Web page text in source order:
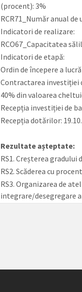
(procent): 3%
RCR71_Număr anual
Indicatori de realizare:
RCO67_Capacitatea
Indicatori de etapă:
Ordin de începere a
Contractarea investiției
40% din valoarea
Recepția investiției de
Recepția dotărilor:
Rezultate așteptate:
RS1. Creșterea
RS2. Scăderea cu
RS3. Organizarea de
integrare/desegregare